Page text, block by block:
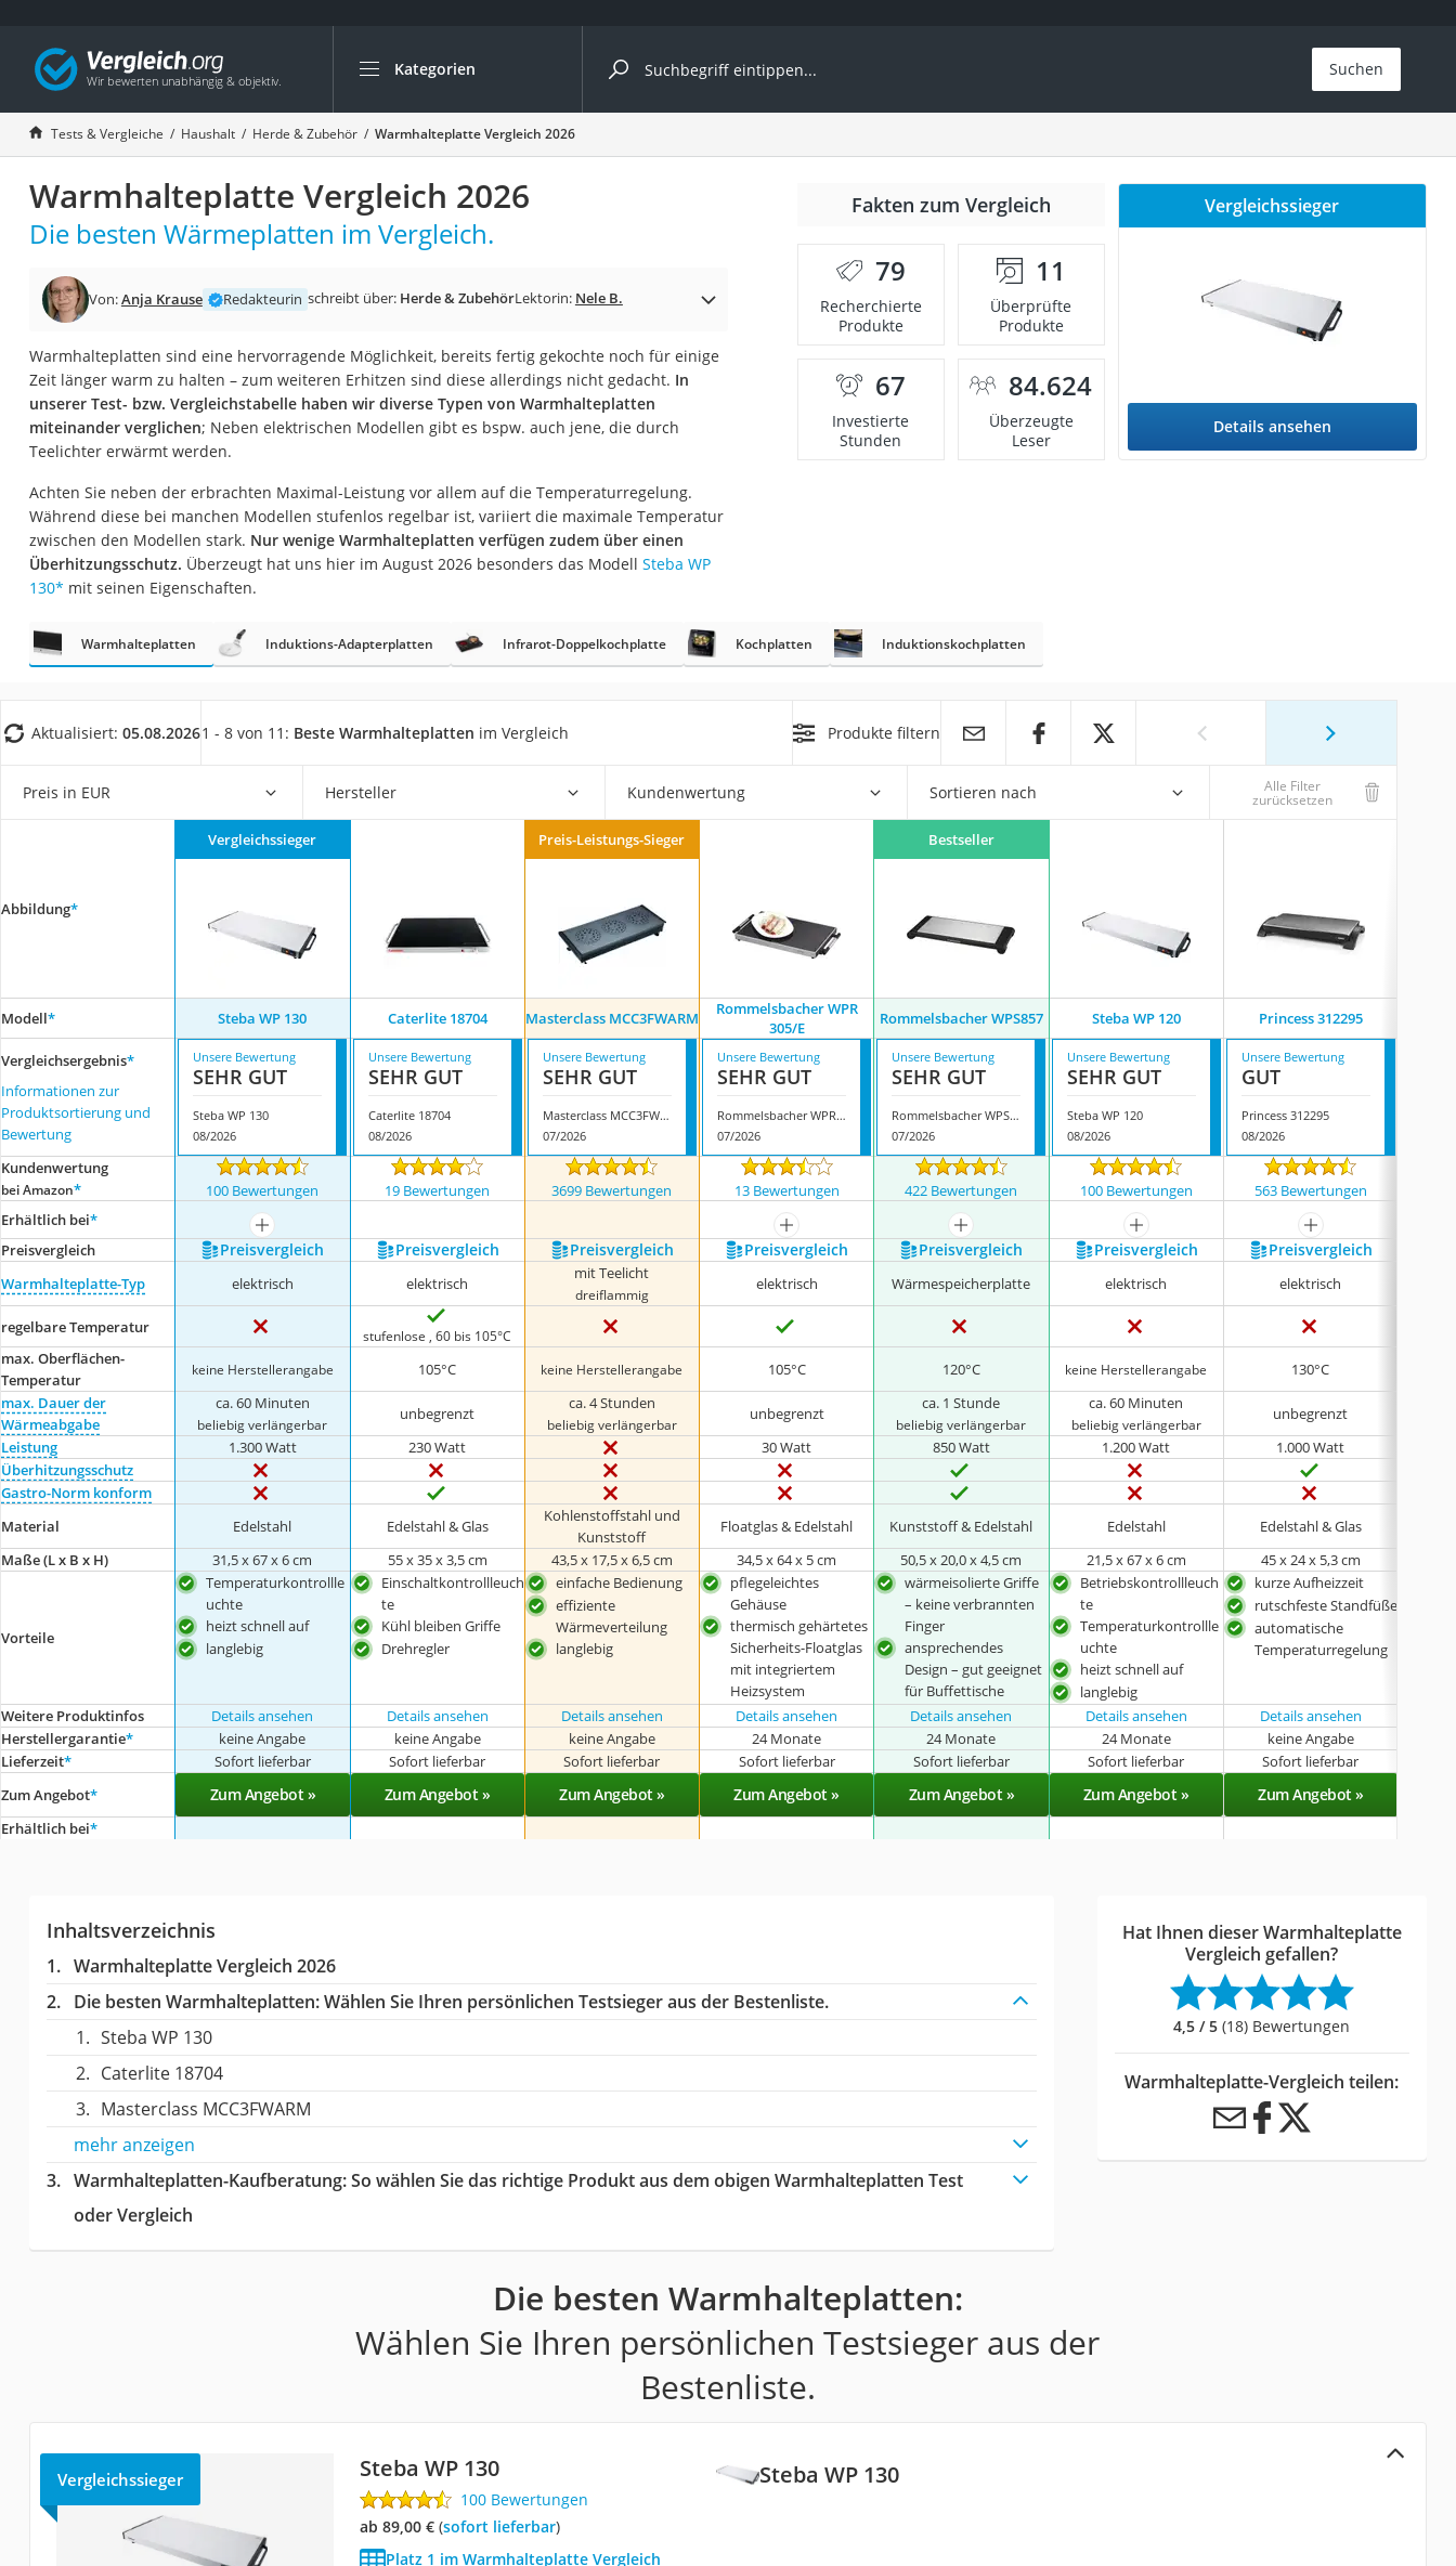
Kategorien
Die beliebtesten Vergleiche nach Kategorie
Haushalt
Wassersprudler
Zentralstaubsauger
Brotbackautomat
Wischroboter
Wäschespinne
Spülmaschinentabs
Akku-Staubsauger
Eierkocher
Saug-Wisch-Roboter
Handstaubsauger
Milchaufschäumer
Reiskocher
Heißwasserspender
Ecovacs-Saugroboter
Suchen
Tests & Vergleiche Haushalt Herde & Zubehör Warmhalteplatte Vergleich 2026
Warmhalteplatte Vergleich 2026
Die besten Wärmeplatten im Vergleich.
Von:Anja Krause Redakteurin schreibt über: Herde & ZubehörLektorin: Nele B.
Warmhalteplatten sind eine hervorragende Möglichkeit, bereits fertig gekochte noch für einige
Zeit länger warm zu halten – zum weiteren Erhitzen sind diese allerdings nicht gedacht. In
unserer Test- bzw. Vergleichstabelle haben wir diverse Typen von Warmhalteplatten
miteinander verglichen; Neben elektrischen Modellen gibt es bspw. auch jene, die durch
Teelichter erwärmt werden.
Achten Sie neben der erbrachten Maximal-Leistung vor allem auf die Temperaturregelung.
Während diese bei manchen Modellen stufenlos regelbar ist, variiert die maximale Temperatur
zwischen den Modellen stark. Nur wenige Warmhalteplatten verfügen zudem über einen
Überhitzungsschutz. Überzeugt hat uns hier im August 2026 besonders das Modell Steba WP
130* mit seinen Eigenschaften.
Fakten zum Vergleich
79
Recherchierte
Produkte
11
Überprüfte
Produkte
67
Investierte
Stunden
84.624
Überzeugte
Leser
Vergleichssieger
Details ansehen
Warmhalteplatten Induktions-Adapterplatten Infrarot-Doppelkochplatte Kochplatten Induktionskochplatten
Aktualisiert: 05.08.20261 - 8 von 11: Beste Warmhalteplatten im Vergleich Produkte filtern
Preis in EUR Hersteller Kundenwertung Sortieren nach Alle Filter
zurücksetzen
Abbildung*
Vergleichssieger Preis-Leistungs-Sieger Bestseller
Modell* Steba WP 130 Caterlite 18704 Masterclass MCC3FWARM
Rommelsbacher WPR
305/E
Rommelsbacher WPS857 Steba WP 120 Princess 312295
Vergleichsergebnis*
Informationen zur
Produktsortierung und
Bewertung
Unsere Bewertung
SEHR GUT
Steba WP 130
08/2026
Unsere Bewertung
SEHR GUT
Caterlite 18704
08/2026
Unsere Bewertung
SEHR GUT
Masterclass MCC3FWARM
07/2026
Unsere Bewertung
SEHR GUT
Rommelsbacher WPR 305/E
07/2026
Unsere Bewertung
SEHR GUT
Rommelsbacher WPS857
07/2026
Unsere Bewertung
SEHR GUT
Steba WP 120
08/2026
Unsere Bewertung
GUT
Princess 312295
08/2026
Kundenwertung
bei Amazon* 100 Bewertungen 19 Bewertungen 3699 Bewertungen 13 Bewertungen 422 Bewertungen 100 Bewertungen 563 Bewertungen
Erhältlich bei*
mehr anzeigen mehr anzeigen mehr anzeigen mehr anzeigen
mehr anzeigen
Preis­vergleich
Preis­vergleich Preis­vergleich Preis­vergleich Preis­vergleich Preis­vergleich Preis­vergleich Preis­vergleich
Warmhalteplatte-Typ elektrisch elektrisch
mit Teelicht
dreiflammig
elektrisch Wärmespeicherplatte elektrisch elektrisch
regelbare Temperatur stufenlose , 60 bis 105°C
max. Oberflächen-
Temperatur
keine Herstellerangabe 105°C keine Herstellerangabe 105°C 120°C keine Herstellerangabe
130°C
max. Dauer der
Wärmeabgabe
ca. 60 Minuten
beliebig verlängerbar
unbegrenzt
ca. 4 Stunden
beliebig verlängerbar
unbegrenzt
ca. 1 Stunde
beliebig verlängerbar
ca. 60 Minuten
beliebig verlängerbar
unbegrenzt
Leistung
1.300 Watt 230 Watt 30 Watt 850 Watt 1.200 Watt
1.000 Watt
Überhitzungsschutz
Gastro-Norm konform
Material
‎Edelstahl Edelstahl & Glas
Kohlenstoffstahl und
Kunststoff
Floatglas & Edelstahl Kunststoff & Edelstahl Edelstahl Edelstahl & Glas
Maße (L x B x H)
‎31,5 x 67 x 6 cm ‎55 x 35 x 3,5 cm 43,5 x 17,5 x 6,5 cm 34,5 x 64 x 5 cm 50,5 x 20,0 x 4,5 cm ‎21,5 x 67 x 6 cm 45 x 24 x 5,3 cm
Vorteile
Temperaturkontrollle
uchte
heizt schnell auf
langlebig
Einschaltkontrollleuch
te
Kühl bleiben Griffe
Drehregler
einfache Bedienung
effiziente
Wärmeverteilung
langlebig
pflegeleichtes
Gehäuse
thermisch gehärtetes
Sicherheits-Floatglas
mit integriertem
Heizsystem
wärmeisolierte Griffe
– keine verbrannten
Finger
ansprechendes
Design – gut geeignet
für Buffettische
Betriebskontrollleuch
te
Temperaturkontrollle
uchte
heizt schnell auf
langlebig
kurze Aufheizzeit
rutschfeste Standfüße
automatische
Temperaturregelung
Weitere Produktinfos Details ansehen Details ansehen Details ansehen Details ansehen Details ansehen Details ansehen Details ansehen
Herstellergarantie* keine Angabe keine Angabe keine Angabe 24 Monate 24 Monate 24 Monate keine Angabe
Lieferzeit* Sofort lieferbar Sofort lieferbar Sofort lieferbar Sofort lieferbar Sofort lieferbar Sofort lieferbar Sofort lieferbar
Zum Angebot* Zum Angebot » Zum Angebot » Zum Angebot » Zum Angebot » Zum Angebot » Zum Angebot » Zum Angebot »
Erhältlich bei*
Inhaltsverzeichnis
Warmhalteplatte Vergleich 2026
Die besten Warmhalteplatten:Wählen Sie Ihren persönlichen Testsieger aus der Bestenliste.
Steba WP 130
Caterlite 18704
Masterclass MCC3FWARM
mehr anzeigen
Warmhalteplatten-Kaufberatung: So wählen Sie das richtige Produkt aus dem obigen Warmhalteplatten Test
oder Vergleich
Hat Ihnen dieser Warmhalteplatte
Vergleich gefallen?
4,5 / 5 (18) Bewertungen
Warmhalteplatte-Vergleich teilen:
Die besten Warmhalteplatten:
Wählen Sie Ihren persönlichen Testsieger aus der
Bestenliste.
Steba WP 130
Vergleichssieger Steba WP 130
100 Bewertungen
ab 89,00 €( Sofort lieferbar)
Platz 1 im Warmhalteplatte Vergleich